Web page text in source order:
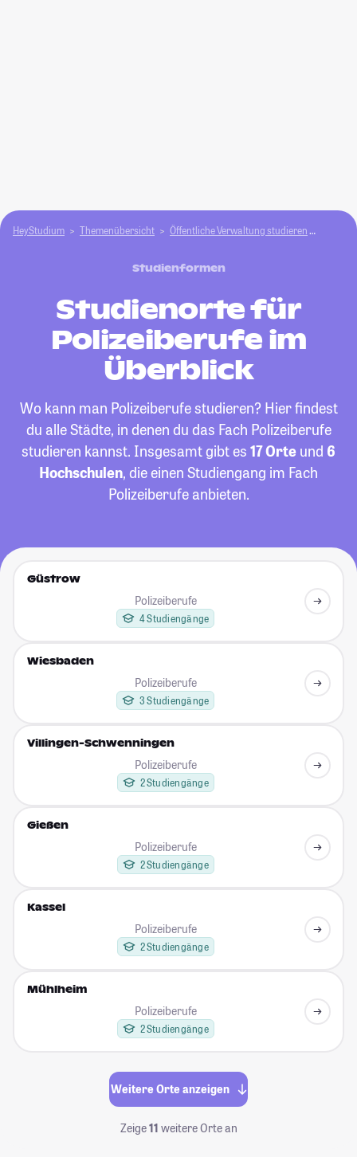
HeyStudium Themenübersicht Öffentliche Verwaltung studieren
Studienformen
Studienorte für
Polizeiberufe im
Überblick
Wo kann man Polizeiberufe studieren? Hier findest
du alle Städte, in denen du das Fach Polizeiberufe
studieren kannst. Insgesamt gibt es 17 Orte und 6
Hochschulen, die einen Studiengang im Fach
Polizeiberufe anbieten.
Güstrow
Polizeiberufe
4 Studiengänge
Wiesbaden
Polizeiberufe
3 Studiengänge
Villingen-Schwenningen
Polizeiberufe
2 Studiengänge
Gießen
Polizeiberufe
2 Studiengänge
Kassel
Polizeiberufe
2 Studiengänge
Mühlheim
Polizeiberufe
2 Studiengänge
Weitere Orte anzeigen
Zeige11 weitere Orte an